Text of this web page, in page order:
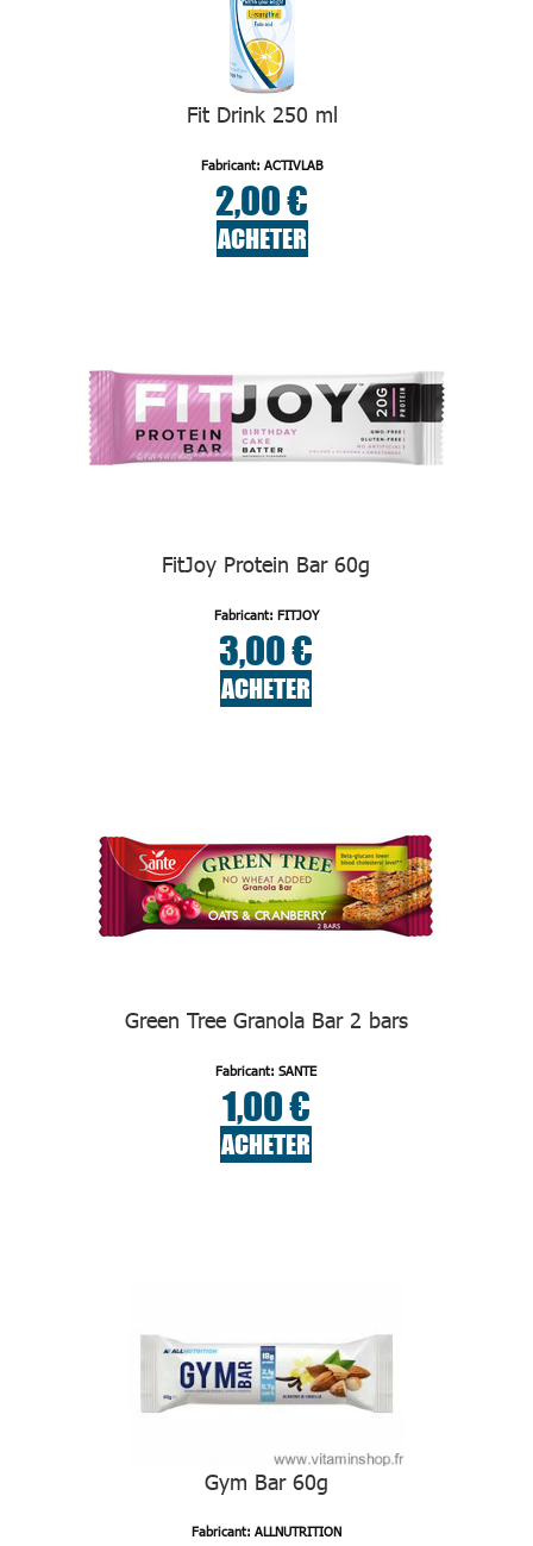
Fit Drink 250 ml
Fabricant: ACTIVLAB
2,00 €
ACHETER
FitJoy Protein Bar 60g
Fabricant: FITJOY
3,00 €
ACHETER
Green Tree Granola Bar 2 bars
Fabricant: SANTE
1,00 €
ACHETER
Gym Bar 60g
Fabricant: ALLNUTRITION